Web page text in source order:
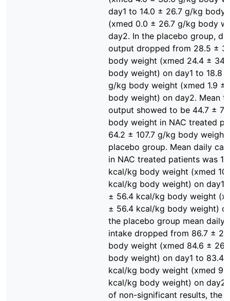
day1 to 14.0 ± 26.7 g/kg body
(xmed 0.0 ± 26.7 g/kg body
day2. In the placebo group,
output dropped from 28.5 ±
body weight (xmed 24.4 ±
body weight) on day1 to 18.8
g/kg body weight (xmed 1.9 ±
body weight) on day2. Mean
output showed to be 44.7 ±
body weight in NAC treated
64.2 ± 107.7 g/kg body weight
placebo group. Mean daily
in NAC treated patients was
kcal/kg body weight (xmed
kcal/kg body weight) on day1
± 56.4 kcal/kg body weight
± 56.4 kcal/kg body weight)
the placebo group mean daily
intake dropped from 86.7 ±
body weight (xmed 84.6 ±
body weight) on day1 to 83.4
kcal/kg body weight (xmed
kcal/kg body weight) on day2.
of non-significant results, the